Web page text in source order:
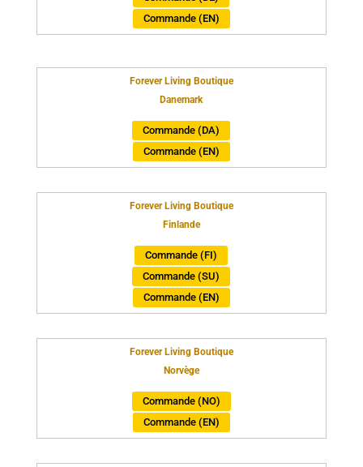
Commande (EN)
Forever Living Boutique
Danemark
Commande (DA)
Commande (EN)
Forever Living Boutique
Finlande
Commande (FI)
Commande (SU)
Commande (EN)
Forever Living Boutique
Norvège
Commande (NO)
Commande (EN)